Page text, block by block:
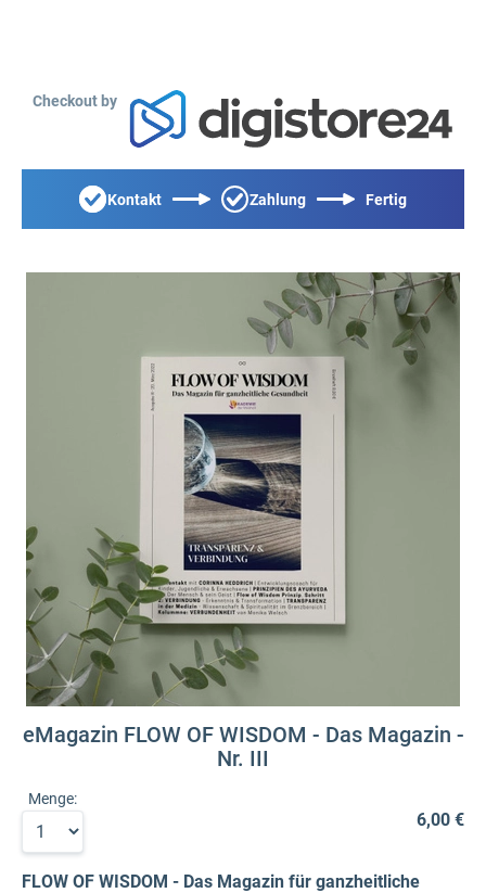
Checkout by
Kontakt Zahlung Fertig
eMagazin FLOW OF WISDOM - Das Magazin -
Nr. III
Menge:
6,00 €
FLOW OF WISDOM - Das Magazin für ganzheitliche